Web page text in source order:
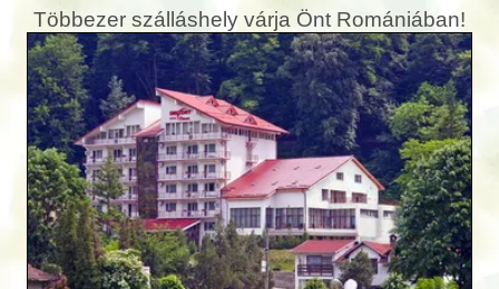
Többezer szálláshely várja Önt Romániában!